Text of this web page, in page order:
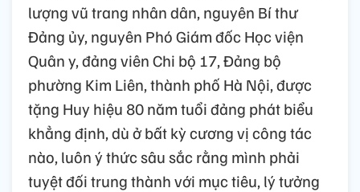
lượng vũ trang nhân dân, nguyên Bí thư
Đảng ủy, nguyên Phó Giám đốc Học viện
Quân y, đảng viên Chi bộ 17, Đảng bộ
phường Kim Liên, thành phố Hà Nội, được
tặng Huy hiệu 80 năm tuổi đảng phát biểu
khẳng định, dù ở bất kỳ cương vị công tác
nào, luôn ý thức sâu sắc rằng mình phải
tuyệt đối trung thành với mục tiêu, lý tưởng